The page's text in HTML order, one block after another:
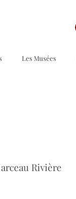
Les Musées
Rivière